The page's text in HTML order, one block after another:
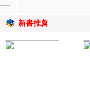
新書推薦